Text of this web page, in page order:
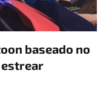
baseado no
estrear